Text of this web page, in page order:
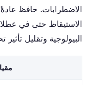
الاضطرابات. حافظ
الاستيقاظ حتى في
البيولوجية وتقليل